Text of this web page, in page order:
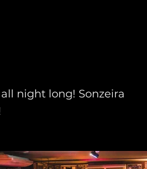
night long! Sonzeira